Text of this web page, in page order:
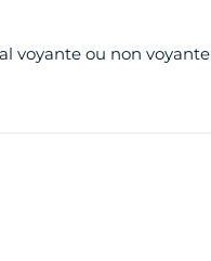
voyante ou non voyante